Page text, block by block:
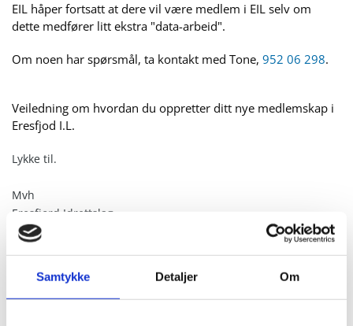
Samtykke Detaljer Om
EIL håper fortsatt at dere vil være medlem i EIL selv om
dette medfører litt ekstra "data-arbeid".
Om noen har spørsmål, ta kontakt med Tone, 952 06 298.
Veiledning om hvordan du oppretter ditt nye medlemskap i
Eresfjod I.L.
Lykke til.
Mvh
Eresfjord Idrettslag